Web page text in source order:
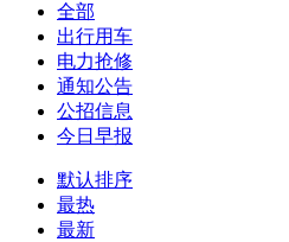
全部
出行用车
电力抢修
通知公告
公招信息
今日早报
默认排序
最热
最新